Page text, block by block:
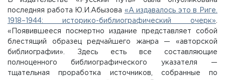
последняя работа Ю.И.Абызова «А издавалось это в Риге.
1918–1944: историко-библиографический очерк»
«Появившееся посмертно издание представляет собой
блестящий образец редчайшего жанра — «авторской
библиографии». Здесь есть все составляющие
полноценного библиографического указателя —
тщательная проработка источников, собранные по